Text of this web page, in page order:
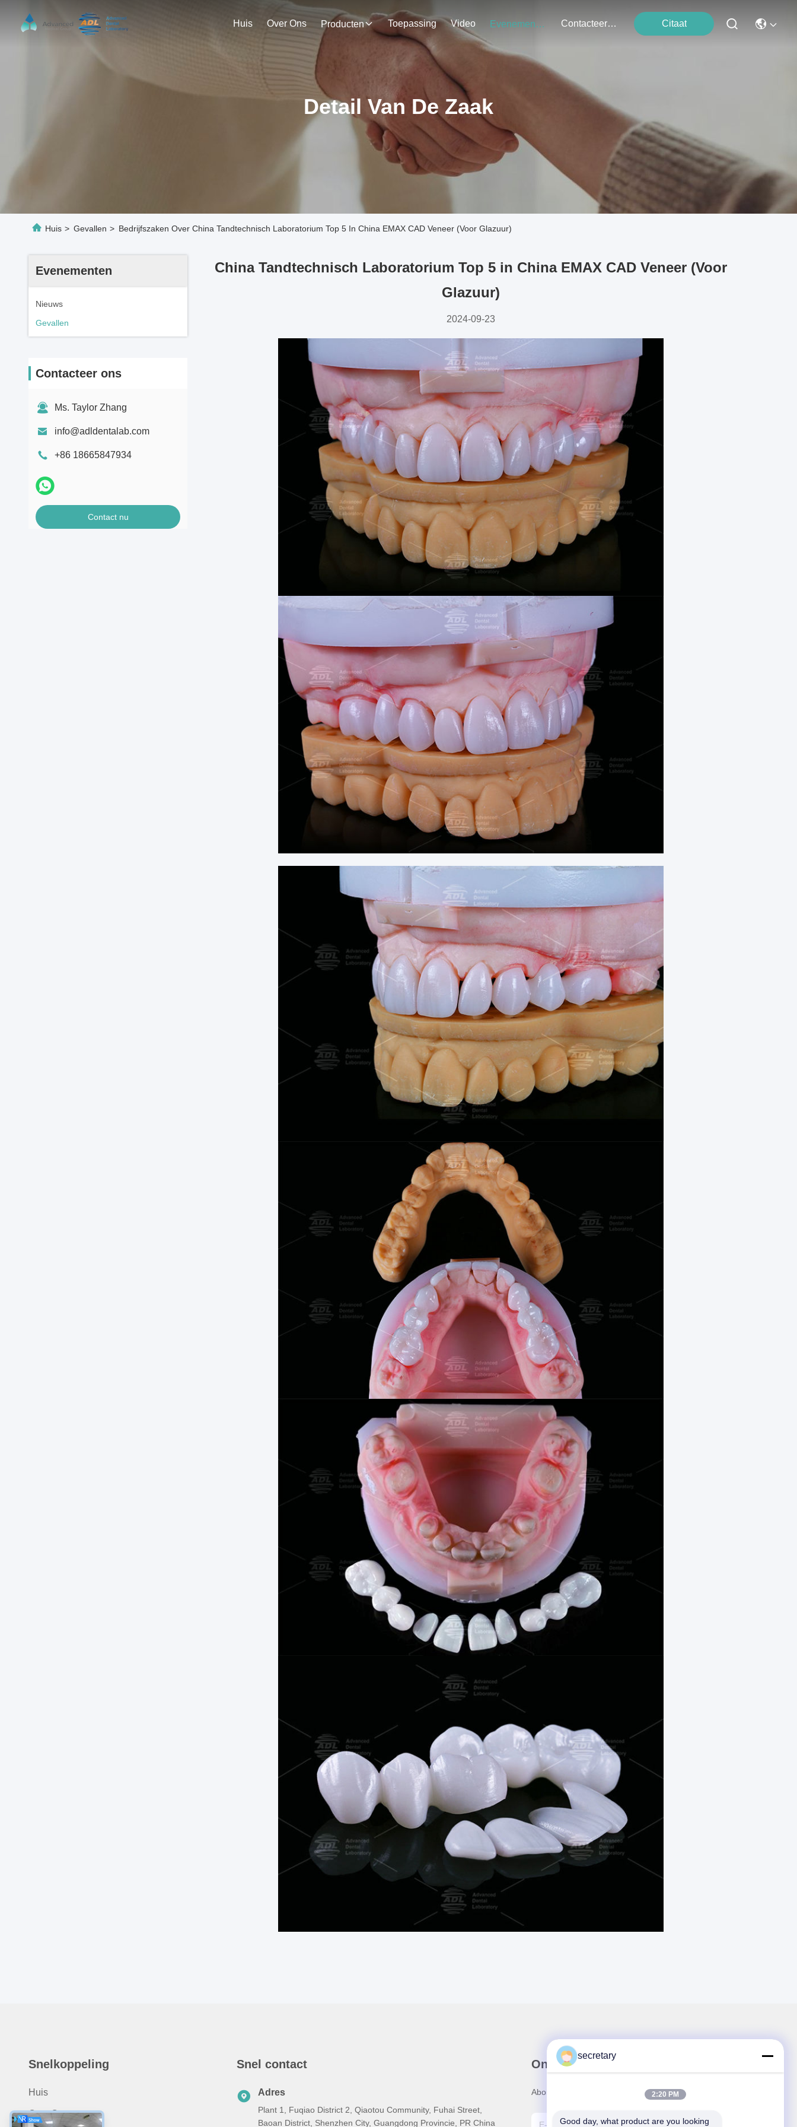
Huis Over Ons Producten Toepassing Video Evenementen Contacteer Ons Citaat
Detail Van De Zaak
Huis > Gevallen > Bedrijfszaken Over China Tandtechnisch Laboratorium Top 5 In China EMAX CAD Veneer (Voor Glazuur)
Evenementen
Nieuws
Gevallen
Contacteer ons
Ms. Taylor Zhang
info@adldentalab.com
+86 18665847934
Contact nu
China Tandtechnisch Laboratorium Top 5 in China EMAX CAD Veneer (Voor
Glazuur)
2024-09-23
Snelkoppeling
Huis
Over Ons
Snel contact
Adres
Plant 1, Fuqiao District 2, Qiaotou Community, Fuhai Street,
Baoan District, Shenzhen City, Guangdong Provincie, PR China
Onze Nieuwsbrief
Abonneer u op onze nieuwsbrief voor kortingen en meer.
secretary
2:20 PM
Good day, what product are you looking